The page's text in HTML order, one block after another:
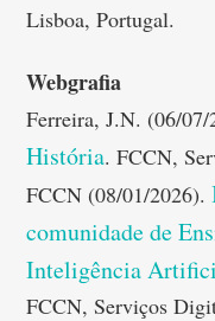
Lisboa, Portugal.
Webgrafia
Ferreira, J.N. (06/
História. FCCN,
FCCN (08/01/2026).
comunidade de
Inteligência
FCCN, Serviços